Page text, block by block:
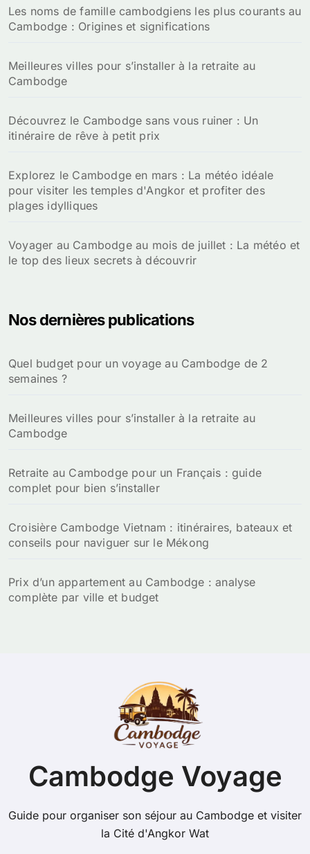
Les noms de famille cambodgiens les plus courants au
Cambodge : Origines et significations
Meilleures villes pour s’installer à la retraite au
Cambodge
Découvrez le Cambodge sans vous ruiner : Un
itinéraire de rêve à petit prix
Explorez le Cambodge en mars : La météo idéale
pour visiter les temples d'Angkor et profiter des
plages idylliques
Voyager au Cambodge au mois de juillet : La météo et
le top des lieux secrets à découvrir
Nos dernières publications
Quel budget pour un voyage au Cambodge de 2
semaines ?
Meilleures villes pour s’installer à la retraite au
Cambodge
Retraite au Cambodge pour un Français : guide
complet pour bien s’installer
Croisière Cambodge Vietnam : itinéraires, bateaux et
conseils pour naviguer sur le Mékong
Prix d’un appartement au Cambodge : analyse
complète par ville et budget
Cambodge Voyage
Guide pour organiser son séjour au Cambodge et visiter
la Cité d'Angkor Wat